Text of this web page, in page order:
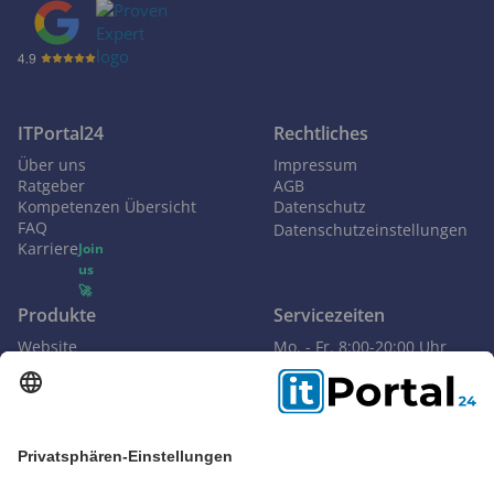
ITPortal24
Über uns
Ratgeber
Kompetenzen Übersicht
FAQ
KarriereJoin
us
🚀
Produkte
Website
Apps
E-Commerce
CRM
Online-Marketing
Kontakt
info@itportal24.de
Servicezeiten
Mo. - Fr. 8:00-20:00 Uhr
Sa. 10:00-16:00 Uhr
Rechtliches
Impressum
AGB
Datenschutz
Datenschutzeinstellungen